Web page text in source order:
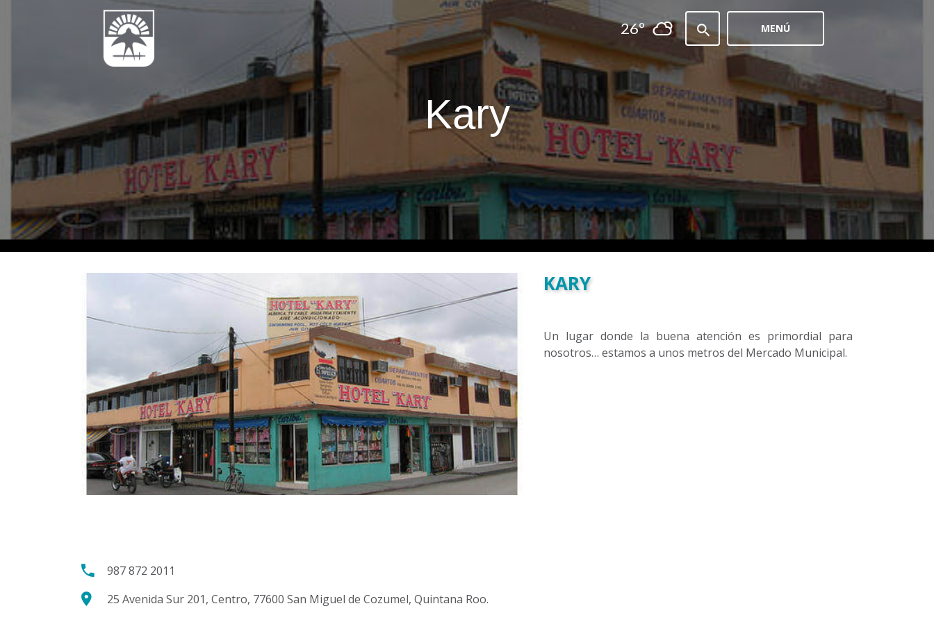
26º MENÚ
Kary
KARY
Un lugar donde la buena atención es primordial para
nosotros… estamos a unos metros del Mercado Municipal.
987 872 2011
25 Avenida Sur 201, Centro, 77600 San Miguel de Cozumel, Quintana Roo.